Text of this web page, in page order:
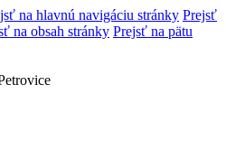
na hlavnú navigáciu stránky Prejsť
na obsah stránky Prejsť na pätu